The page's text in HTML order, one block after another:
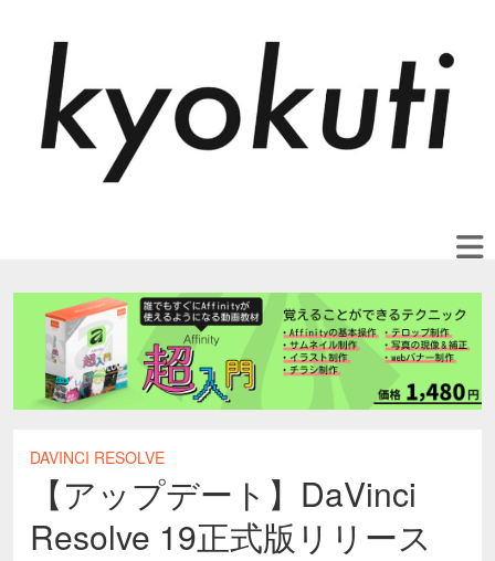
DAVINCI RESOLVE
【アップデート】DaVinci
Resolve 19正式版リリース